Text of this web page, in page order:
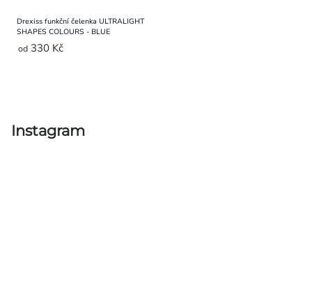
Drexiss funkční čelenka ULTRALIGHT
SHAPES COLOURS - BLUE
od 330 Kč
výpisu
Instagram